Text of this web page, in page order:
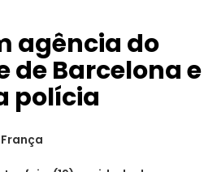
agência do
de Barcelona e
polícia